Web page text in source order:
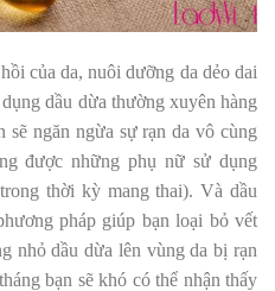
của da, nuôi dưỡng da dẻo dai
dầu dừa thường xuyên hàng
ngăn ngừa sự rạn da vô cùng
được những phụ nữ sử dụng
thời kỳ mang thai). Và dầu
pháp giúp bạn loại bỏ vết
nhỏ dầu dừa lên vùng da bị rạn
bạn sẽ khó có thể nhận thấy